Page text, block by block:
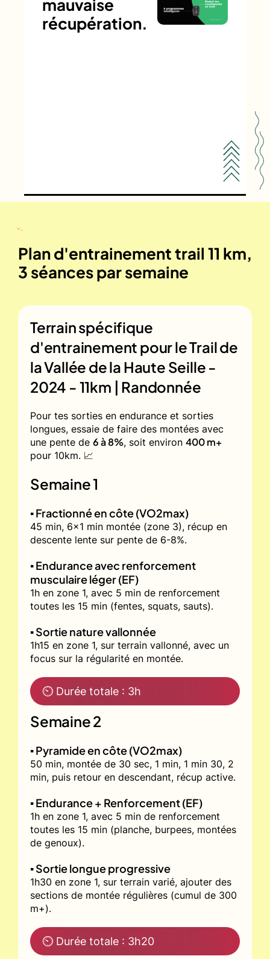
mauvaise
récupération.
Plan d'entrainement trail 11 km,
3 séances par semaine
Terrain spécifique
d'entrainement pour leTrail de
la Vallée de la Haute Seille -
2024 - 11km | Randonnée
Pour tes sorties en endurance et sorties
longues, essaie de faire des montées avec
une pente de 6 à 8%, soit environ 400 m+
pour 10km. 📈
Semaine 1
▪️ Fractionné en côte (VO2max)
45 min, 6x1 min montée (zone 3), récup en
descente lente sur pente de 6-8%.
▪️ Endurance avec renforcement
musculaire léger (EF)
1h en zone 1, avec 5 min de renforcement
toutes les 15 min (fentes, squats, sauts).
▪️ Sortie nature vallonnée
1h15 en zone 1, sur terrain vallonné, avec un
focus sur la régularité en montée.
⏲ Durée totale : 3h
Semaine 2
▪️ Pyramide en côte (VO2max)
50 min, montée de 30 sec, 1 min, 1 min 30, 2
min, puis retour en descendant, récup active.
▪️ Endurance + Renforcement (EF)
1h en zone 1, avec 5 min de renforcement
toutes les 15 min (planche, burpees, montées
de genoux).
▪️ Sortie longue progressive
1h30 en zone 1, sur terrain varié, ajouter des
sections de montée régulières (cumul de 300
m+).
⏲ Durée totale : 3h20